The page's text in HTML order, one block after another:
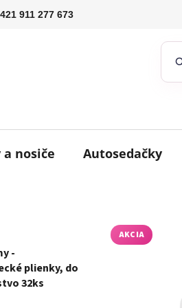
911 277 673
a nosiče Autosedačky
-
plienky, do
32ks
AKCIA